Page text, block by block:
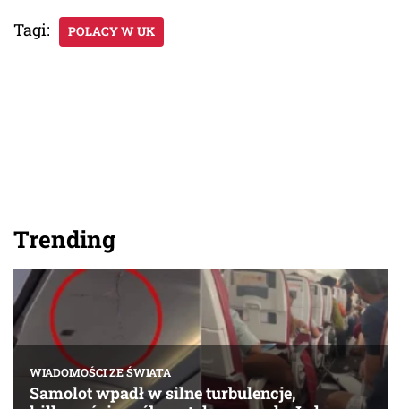
Tagi: POLACY W UK
Trending